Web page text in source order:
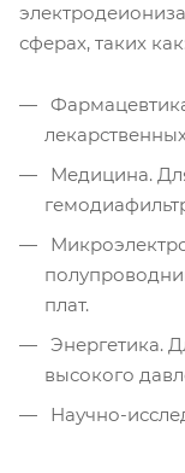
сферах, таких
Медицина.
плат.
Энергетика.
высокого
Научно-